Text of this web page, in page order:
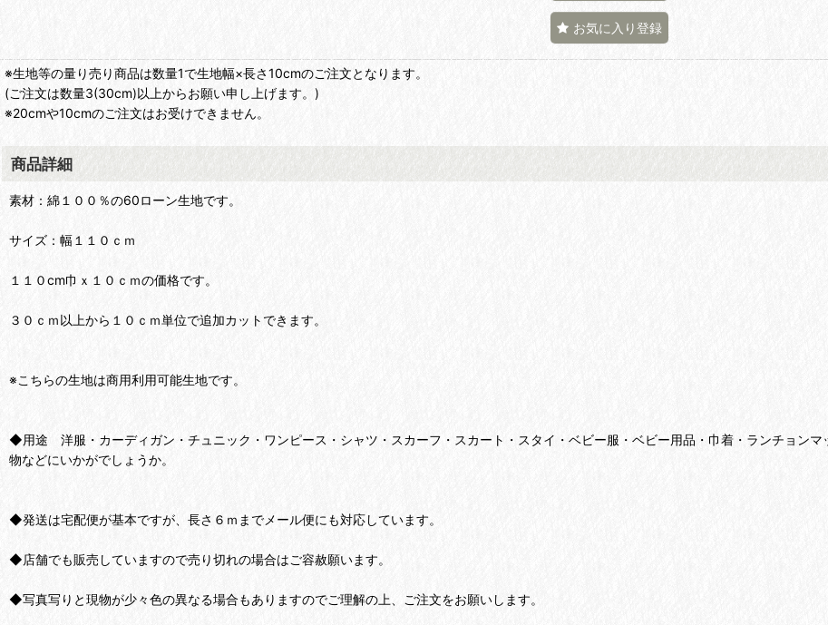
お気に入り登録
※生地等の量り売り商品は数量1で生地幅×長さ10cmのご注文となります。
(ご注文は数量3(30cm)以上からお願い申し上げます。)
※20cmや10cmのご注文はお受けできません。
商品詳細
素材：綿１００％の60ローン生地です。
サイズ：幅１１０ｃｍ
１１０cm巾ｘ１０ｃｍの価格です。
３０ｃｍ以上から１０ｃｍ単位で追加カットできます。
※こちらの生地は商用利用可能生地です。
◆用途 洋服・カーディガン・チュニック・ワンピース・シャツ・スカーフ・スカート・スタイ・ベビー服・ベビー用品・巾着・ランチョン
物などにいかがでしょうか。
◆発送は宅配便が基本ですが、長さ６ｍまでメール便にも対応しています。
◆店舗でも販売していますので売り切れの場合はご容赦願います。
◆写真写りと現物が少々色の異なる場合もありますのでご理解の上、ご注文をお願いします。